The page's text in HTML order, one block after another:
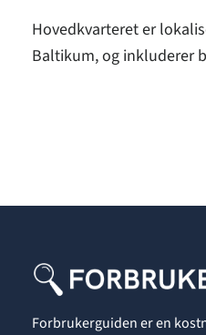
Hovedkvarteret er
Baltikum, og inkluderer
Forbrukerguiden er en